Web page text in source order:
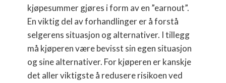
kjøpesummer gjøres i form av en ”earnout”.
En viktig del av forhandlinger er å forstå
selgerens situasjon og alternativer. I tillegg
må kjøperen være bevisst sin egen situasjon
og sine alternativer. For kjøperen er kanskje
det aller viktigste å redusere risikoen ved